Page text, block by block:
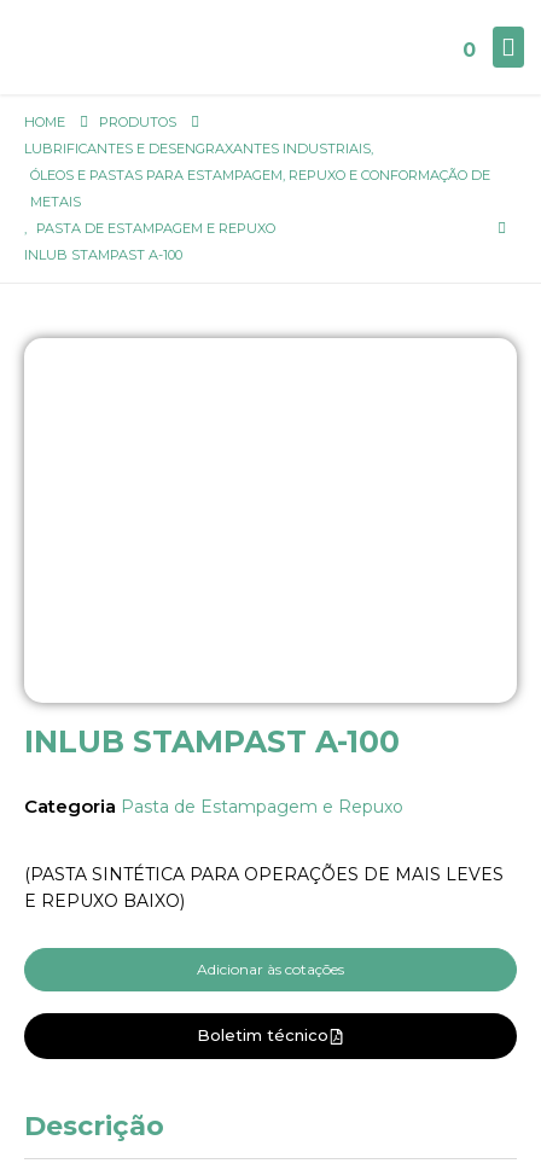
0
HOME
PRODUTOS
LUBRIFICANTES E DESENGRAXANTES INDUSTRIAIS,
ÓLEOS E PASTAS PARA ESTAMPAGEM, REPUXO E CONFORMAÇÃO DE
METAIS
,
PASTA DE ESTAMPAGEM E REPUXO
INLUB STAMPAST A-100
INLUB STAMPAST A-100
Categoria Pasta de Estampagem e Repuxo
(PASTA SINTÉTICA PARA OPERAÇÕES DE MAIS LEVES
E REPUXO BAIXO)
Adicionar às cotações
Boletim técnico
Descrição